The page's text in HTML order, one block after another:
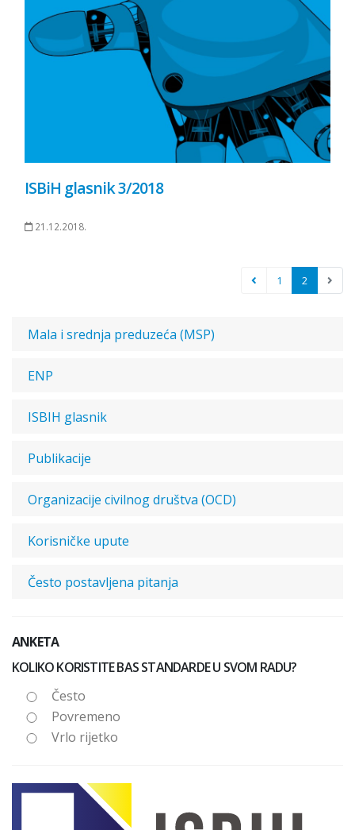
ISBiH glasnik 3/2018
21.12.2018.
1 2
Mala i srednja preduzeća (MSP)
ENP
ISBIH glasnik
Publikacije
Organizacije civilnog društva (OCD)
Korisničke upute
Često postavljena pitanja
ANKETA
KOLIKO KORISTITE BAS STANDARDE U SVOM RADU?
Često
Povremeno
Vrlo rijetko